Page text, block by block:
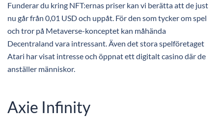
Funderar du kring NFT:ernas priser kan vi berätta att de just
nu går från 0,01 USD och uppåt. För den som tycker om spel
och tror på Metaverse-konceptet kan måhända
Decentraland vara intressant. Även det stora spelföretaget
Atari har visat intresse och öppnat ett digitalt casino där de
anställer människor.
Axie Infinity